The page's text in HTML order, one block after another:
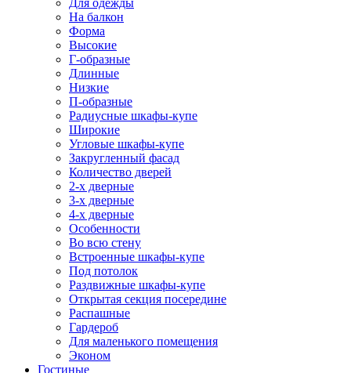
Для одежды
На балкон
Форма
Высокие
Г-образные
Длинные
Низкие
П-образные
Радиусные шкафы-купе
Широкие
Угловые шкафы-купе
Закругленный фасад
Количество дверей
2-х дверные
3-х дверные
4-х дверные
Особенности
Во всю стену
Встроенные шкафы-купе
Под потолок
Раздвижные шкафы-купе
Открытая секция посередине
Распашные
Гардероб
Для маленького помещения
Эконом
Гостиные